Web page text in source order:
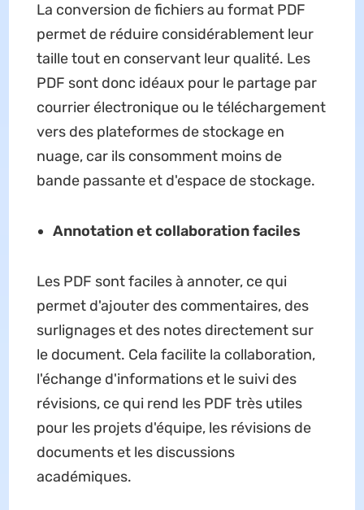
La conversion de fichiers au format PDF
permet de réduire considérablement leur
taille tout en conservant leur qualité. Les
PDF sont donc idéaux pour le partage par
courrier électronique ou le téléchargement
vers des plateformes de stockage en
nuage, car ils consomment moins de
bande passante et d'espace de stockage.
Annotation et collaboration faciles
Les PDF sont faciles à annoter, ce qui
permet d'ajouter des commentaires, des
surlignages et des notes directement sur
le document. Cela facilite la collaboration,
l'échange d'informations et le suivi des
révisions, ce qui rend les PDF très utiles
pour les projets d'équipe, les révisions de
documents et les discussions
académiques.